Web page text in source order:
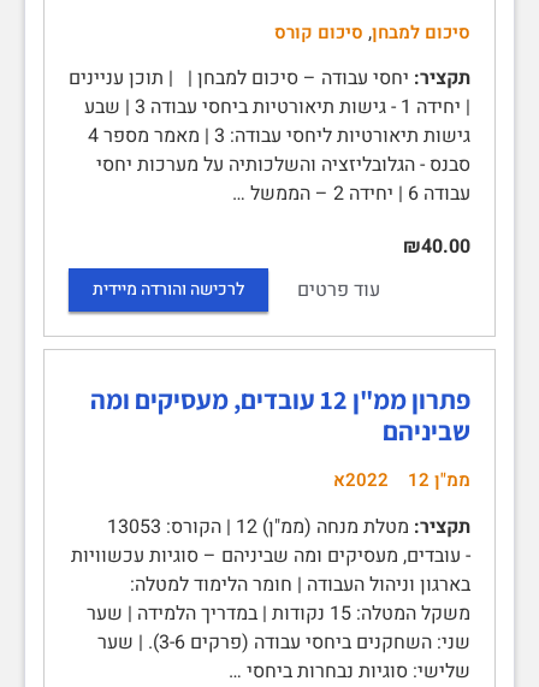
סיכום למבחן, סיכום קורס
תקציר: יחסי עבודה – סיכום למבחן | | תוכן עניינים
| יחידה 1 - גישות תיאורטיות ביחסי עבודה 3 | שבע
גישות תיאורטיות ליחסי עבודה: 3 | מאמר מספר 4
סבנס - הגלובליזציה והשלכותיה על מערכות יחסי
עבודה 6 | יחידה 2 – הממשל …
₪40.00
עוד פרטים
לרכישה והורדה מיידית
פתרון ממ"ן 12 עובדים, מעסיקים ומה
שביניהם
ממ"ן 12 2022א
תקציר:
מטלת מנחה (ממ"ן) 12 | הקורס: 13053
- עובדים, מעסיקים ומה שביניהם – סוגיות עכשוויות
בארגון וניהול העבודה | חומר הלימוד למטלה:
משקל המטלה: 15 נקודות | במדריך הלמידה | שער
שני: השחקנים ביחסי עבודה (פרקים 3-6). | שער
שלישי: סוגיות נבחרות ביחסי …